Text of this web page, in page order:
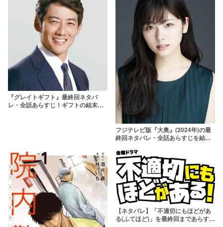
『グレイトギフト』最終回ネタバ
レ・全話あらすじ！ギフトの結末や
フジテレビ版『大奥』(2024年)の最
終回ネタバレ・全話あらすじを結末
【ネタバレ】「不適切にもほどがあ
る(ふてほど)」を最終回まであらすじ